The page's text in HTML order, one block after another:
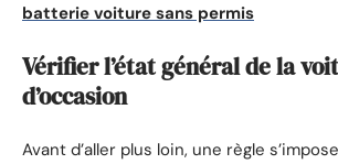
batterie voiture sans permis
Vérifier l’état général de la
d’occasion
Avant d’aller plus loin, une règle